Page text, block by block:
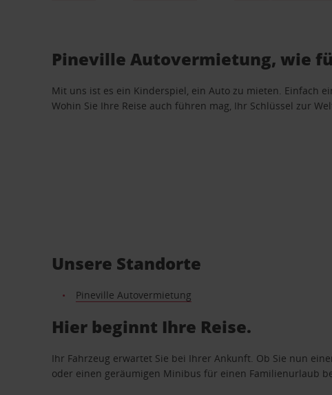
Pineville Autovermietung, wie
Mit uns ist es ein Kinderspiel, ein Auto zu mieten. Einfach
Wohin Sie Ihre Reise auch führen mag, Ihr Schlüssel zur
Unsere Standorte
Pineville Autovermietung
Hier beginnt Ihre Reise.
Ihr Fahrzeug erwartet Sie bei Ihrer Ankunft. Ob Sie nun
oder einen geräumigen Minibus für einen Familienurlaub